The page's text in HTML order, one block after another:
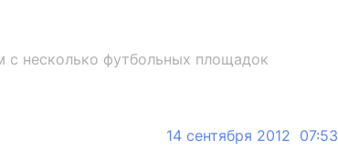
несколько футбольных площадок
14 сентября 2012 07:53